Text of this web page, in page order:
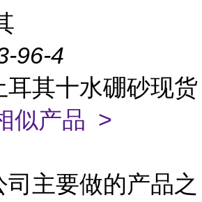
96-4
耳其十水硼砂现货
似产品 >
主要做的产品之